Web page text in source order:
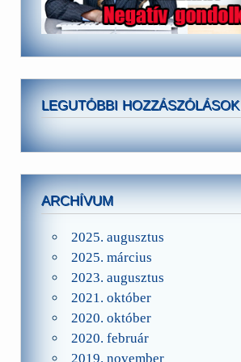
LEGUTÓBBI HOZZÁSZÓLÁSOK
ARCHÍVUM
2025. augusztus
2025. március
2023. augusztus
2021. október
2020. október
2020. február
2019. november